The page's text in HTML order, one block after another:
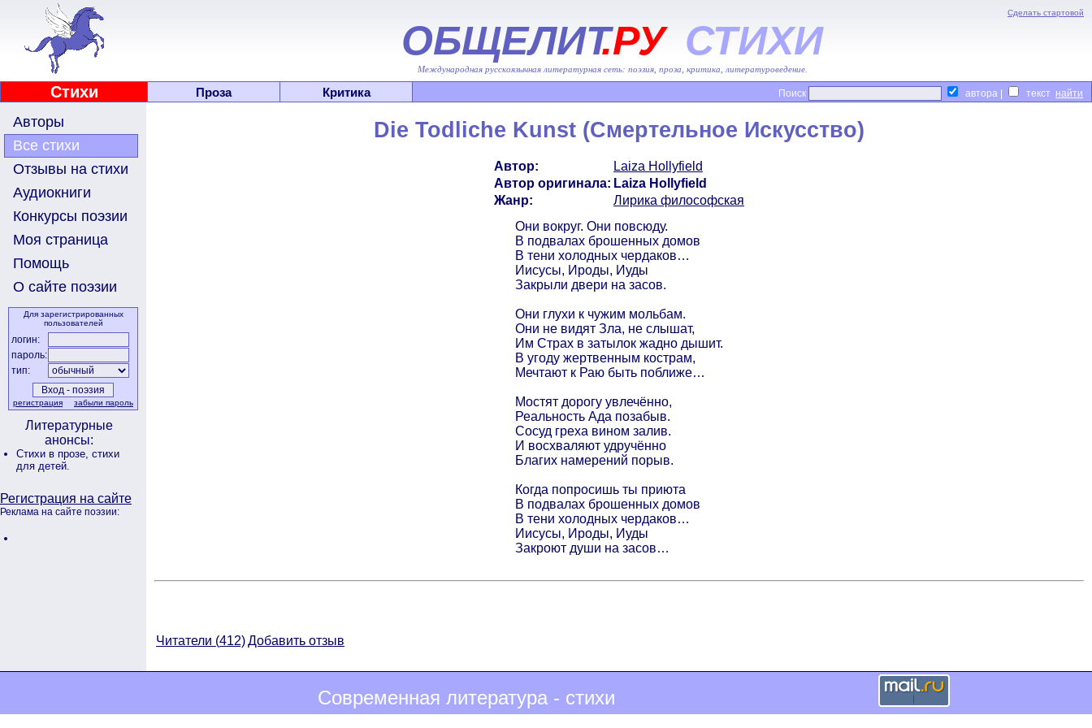
Сделать стартовой
ОБЩЕЛИТ.РУ СТИХИ
Международная русскоязычная литературная сеть: поэзия, проза, критика, литературоведение.
Стихи Проза Критика Поиск автора | текст
Авторы
Все стихи
Отзывы на стихи
Аудиокниги
Конкурсы поэзии
Моя страница
Помощь
О сайте поэзии
Для зарегистрированных
пользователей
логин:
пароль:
тип:
регистрация забыли пароль
Литературные
анонсы:
Стихи в прозе, стихи
для детей.
Регистрация на сайте
Реклама на сайте поэзии:
Die Todliche Kunst (Смертельное Искусство)
Автор:
Laiza Hollyfield
Автор оригинала: Laiza Hollyfield
Жанр:
Лирика философская
Они вокруг. Они повсюду.
В подвалах брошенных домов
В тени холодных чердаков…
Иисусы, Ироды, Иуды
Закрыли двери на засов.
Они глухи к чужим мольбам.
Они не видят Зла, не слышат,
Им Страх в затылок жадно дышит.
В угоду жертвенным кострам,
Мечтают к Раю быть поближе…
Мостят дорогу увлечённо,
Реальность Ада позабыв.
Сосуд греха вином залив.
И восхваляют удручённо
Благих намерений порыв.
Когда попросишь ты приюта
В подвалах брошенных домов
В тени холодных чердаков…
Иисусы, Ироды, Иуды
Закроют души на засов…
Читатели (412)Добавить отзыв
Современная литература - стихи